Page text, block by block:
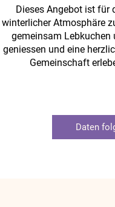
Dieses Angebot ist für
winterlicher Atmosphäre
gemeinsam Lebkuchen
geniessen und eine
Gemeinschaft
Daten